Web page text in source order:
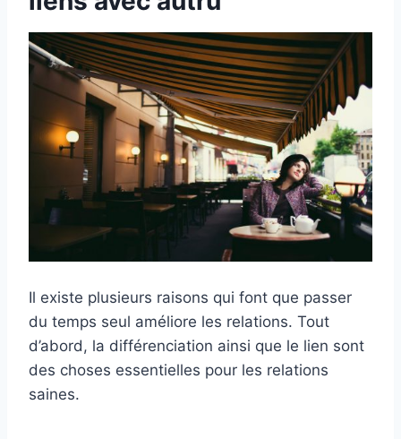
Il existe plusieurs raisons qui font que passer
du temps seul améliore les relations. Tout
d’abord, la différenciation ainsi que le lien sont
des choses essentielles pour les relations
saines.